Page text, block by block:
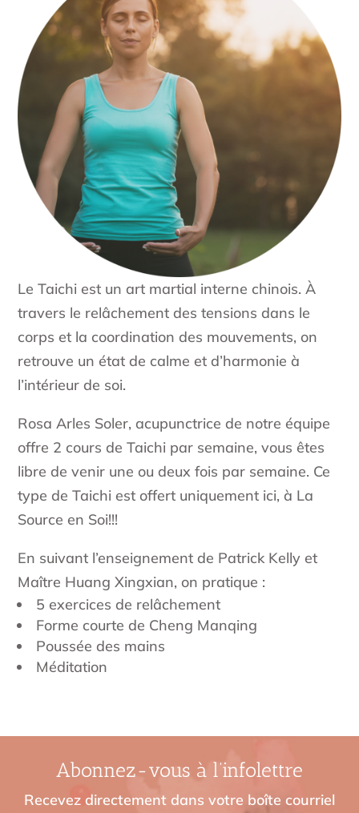
Le Taichi est un art martial interne chinois. À
travers le relâchement des tensions dans le
corps et la coordination des mouvements, on
retrouve un état de calme et d’harmonie à
l’intérieur de soi.
Rosa Arles Soler, acupunctrice de notre équipe
offre 2 cours de Taichi par semaine, vous êtes
libre de venir une ou deux fois par semaine. Ce
type de Taichi est offert uniquement ici, à La
Source en Soi!!!
En suivant l’enseignement de Patrick Kelly et
Maître Huang Xingxian, on pratique :
5 exercices de relâchement
Forme courte de Cheng Manqing
Poussée des mains
Méditation
Abonnez-vous à l’infolettre
Recevez directement dans votre boîte courriel